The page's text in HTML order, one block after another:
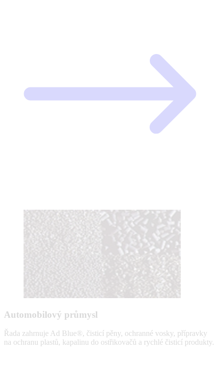
Automobilový průmysl
Řada zahrnuje Ad Blue®, čisticí pěny, ochranné vosky, přípravky
na ochranu plastů, kapalinu do ostřikovačů a rychlé čisticí produkty.